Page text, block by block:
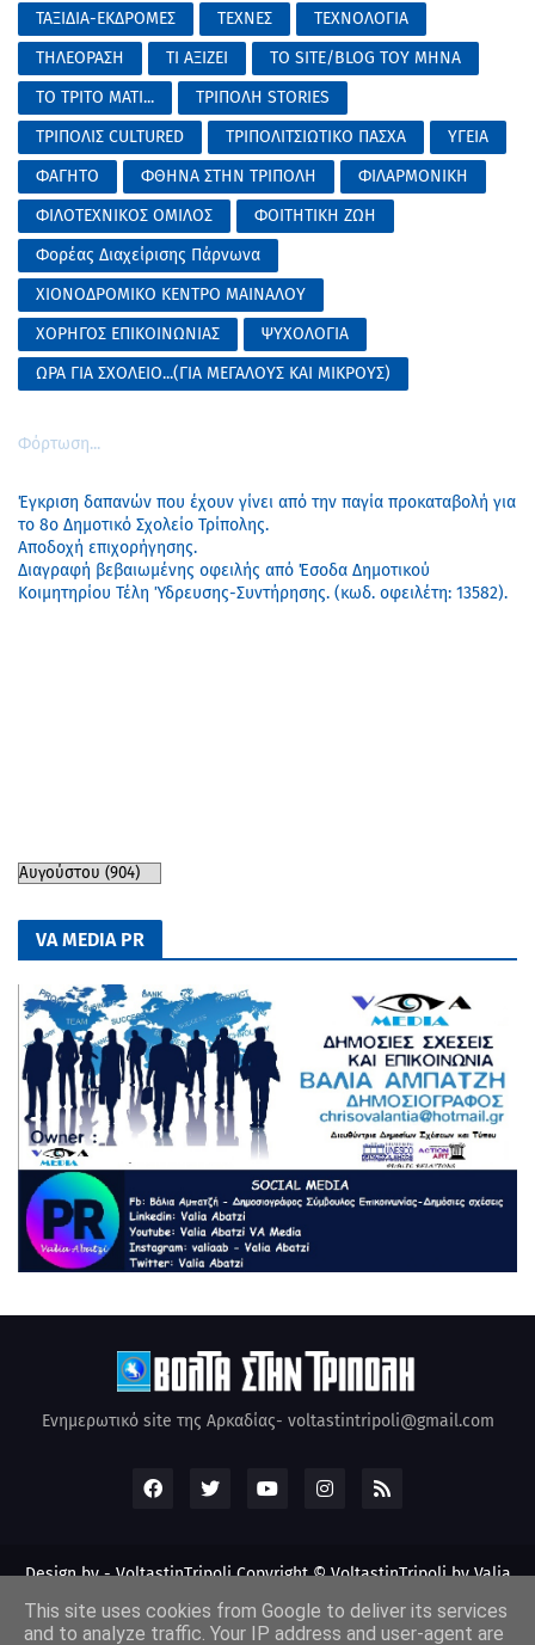
ΤΑΞΙΔΙΑ-ΕΚΔΡΟΜΕΣ
ΤΕΧΝΕΣ
ΤΕΧΝΟΛΟΓΙΑ
ΤΗΛΕΟΡΑΣΗ
ΤΙ ΑΞΙΖΕΙ
ΤΟ SITE/BLOG ΤΟΥ ΜΗΝΑ
ΤΟ ΤΡΙΤΟ ΜΑΤΙ...
ΤΡΙΠΟΛΗ STORIES
ΤΡΙΠΟΛΙΣ CULTURED
ΤΡΙΠΟΛΙΤΣΙΩΤΙΚΟ ΠΑΣΧΑ
ΥΓΕΙΑ
ΦΑΓΗΤΟ
ΦΘΗΝΑ ΣΤΗΝ ΤΡΙΠΟΛΗ
ΦΙΛΑΡΜΟΝΙΚΗ
ΦΙΛΟΤΕΧΝΙΚΟΣ ΟΜΙΛΟΣ
ΦΟΙΤΗΤΙΚΗ ΖΩΗ
Φορέας Διαχείρισης Πάρνωνα
ΧΙΟΝΟΔΡΟΜΙΚΟ ΚΕΝΤΡΟ ΜΑΙΝΑΛΟΥ
ΧΟΡΗΓΟΣ ΕΠΙΚΟΙΝΩΝΙΑΣ
ΨΥΧΟΛΟΓΙΑ
ΩΡΑ ΓΙΑ ΣΧΟΛΕΙΟ...(ΓΙΑ ΜΕΓΑΛΟΥΣ ΚΑΙ ΜΙΚΡΟΥΣ)
Φόρτωση...
Έγκριση δαπανών που έχουν γίνει από την παγία προκαταβολή για
το 8ο Δημοτικό Σχολείο Τρίπολης.
Αποδοχή επιχορήγησης.
Διαγραφή βεβαιωμένης οφειλής από Έσοδα Δημοτικού
Κοιμητηρίου Τέλη Ύδρευσης-Συντήρησης. (κωδ. οφειλέτη: 13582).
VA MEDIA PR
Ενημερωτικό site της Αρκαδίας- voltastintripoli@gmail.com
Design by -VoltastinTripoliCopyright © VoltastinTripoli by Valia
This site uses cookies from Google to deliver its services
and to analyze traffic. Your IP address and user-agent are